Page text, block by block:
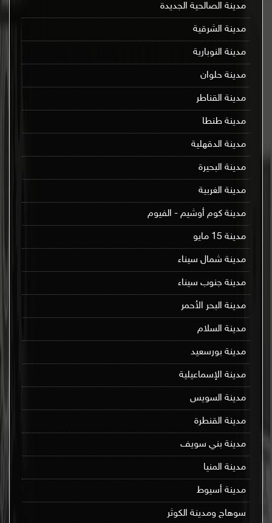
مدينة الصالحية الجديدة
مدينة الشرقية
مدينة النوبارية
مدينة حلوان
مدينة القناطر
مدينة طنطا
مدينة الدقهلية
مدينة البحيرة
مدينة الغربية
مدينة كوم أوشيم - الفيوم
مدينة 15 مايو
مدينة شمال سيناء
مدينة جنوب سيناء
مدينة البحر الأحمر
مدينة السلام
مدينة بورسعيد
مدينة الإسماعيلية
مدينة السويس
مدينة القنطرة
مدينة بني سويف
مدينة المنيا
مدينة أسيوط
سوهاج ومدينة الكوثر